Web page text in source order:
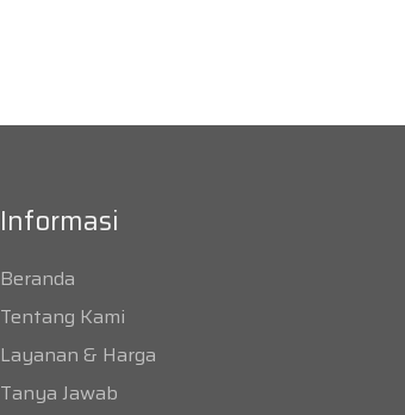
Informasi
Beranda
Tentang Kami
Layanan & Harga
Tanya Jawab